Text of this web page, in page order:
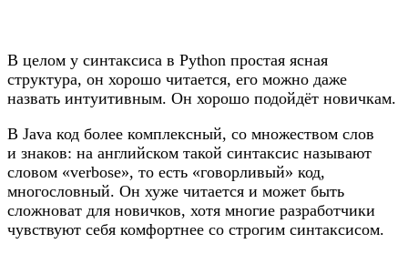
В целом у синтаксиса в Python простая ясная
структура, он хорошо читается, его можно даже
назвать интуитивным. Он хорошо подойдёт новичкам.
В Java код более комплексный, со множеством слов
и знаков: на английском такой синтаксис называют
словом «verbose», то есть «говорливый» код,
многословный. Он хуже читается и может быть
сложноват для новичков, хотя многие разработчики
чувствуют себя комфортнее со строгим синтаксисом.